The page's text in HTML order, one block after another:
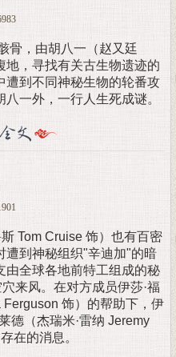
骨，由胡八一（赵又廷
地，寻找有关古生物遗迹的
遭到不同神秘生物的轮番攻
一外，一行人生死成谜。
Impossible - Rogue Nation
Tom Cruise 饰）也有百密
遭到神秘组织"辛迪加"的暗
由全球各地前特工组成的秘
来风。在对方成员伊莎·福
饰）的帮助下，伊
德（杰瑞米·雷纳 Jeremy
在的消息。